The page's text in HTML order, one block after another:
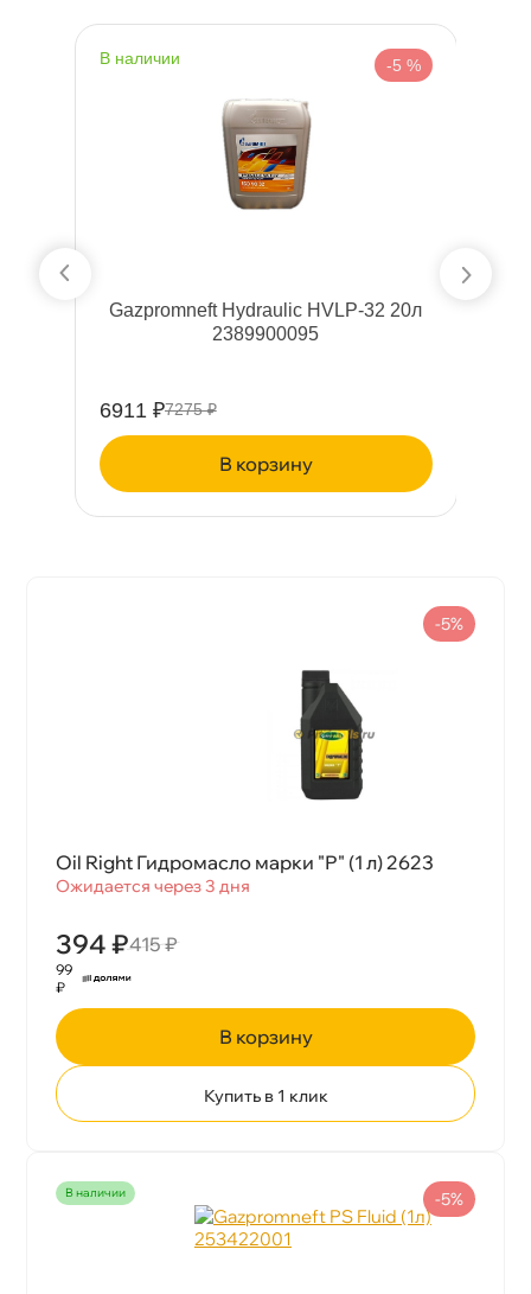
наличии -5 %
Gazpromneft Hydraulic HVLP-32 20л
2389900095
6911 ₽7275 ₽
корзину
Oil Right Гидромасло марки "Р" (1 л) 2623
Ожидается через 3 дня
394 ₽415 ₽
-5%
99
₽
корзину
Купить в 1 клик
наличии -5%